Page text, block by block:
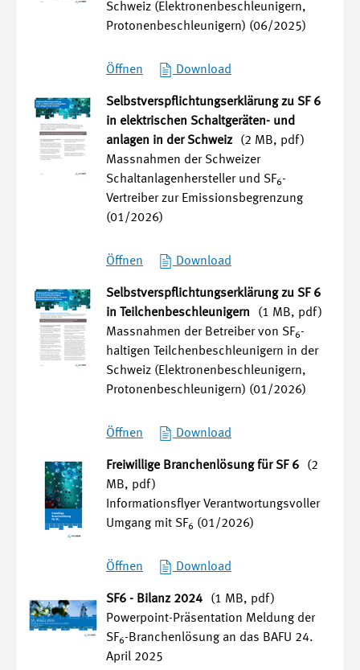
Schweiz (Elektronenbeschleunigern,
Protonenbeschleunigern) (06/2025)
Öffnen Download
Selbstverspflichtungserklärung zu SF 6
in elektrischen Schaltgeräten- und
anlagen in der Schweiz
(2 MB, pdf)
Massnahmen der Schweizer
Schaltanlagenhersteller und SF6-
Vertreiber zur Emissionsbegrenzung
(01/2026)
Öffnen Download
Selbstverspflichtungserklärung zu SF 6
in Teilchenbeschleunigern
(1 MB, pdf)
Massnahmen der Betreiber von SF6-
haltigen Teilchenbeschleunigern in der
Schweiz (Elektronenbeschleunigern,
Protonenbeschleunigern) (01/2026)
Öffnen Download
Freiwillige Branchenlösung für SF 6
(2
MB, pdf)
Informationsflyer Verantwortungsvoller
Umgang mit SF6 (01/2026)
Öffnen Download
SF6 - Bilanz 2024
(1 MB, pdf)
Powerpoint-Präsentation Meldung der
SF6-Branchenlösung an das BAFU 24.
April 2025